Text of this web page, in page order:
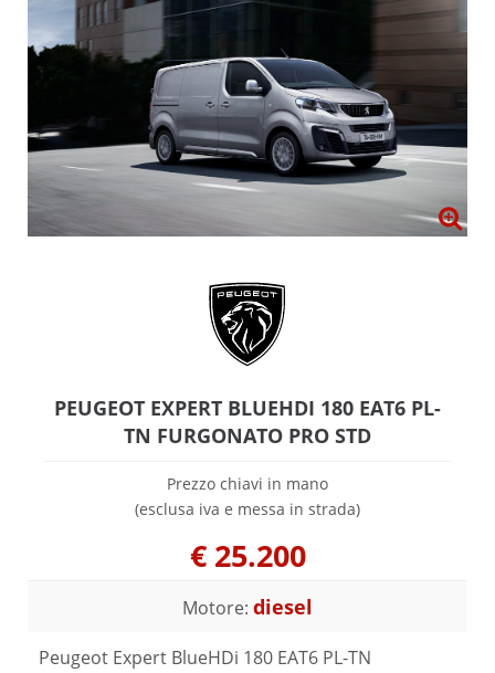
PEUGEOT EXPERT BLUEHDI 180 EAT6 PL-
TN FURGONATO PRO STD
Prezzo chiavi in mano
(esclusa iva e messa in strada)
€ 25.200
Motore: diesel
Peugeot Expert BlueHDi 180 EAT6 PL-TN